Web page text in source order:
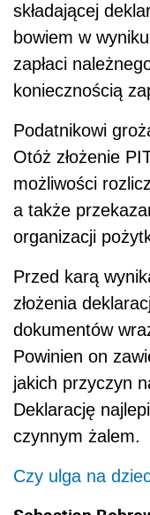
składającej
bowiem w
zapłaci
koniecznością
Podatnikowi
Otóż złożenie
możliwości
a także
organizacji
Przed karą
złożenia
dokumentów
Powinien on
jakich przyczyn
Deklarację
czynnym żalem.
Czy ulga na